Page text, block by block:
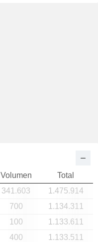
Volumen
Total
341.603
1.475.914
700
1.134.311
100
1.133.611
400
1.133.511